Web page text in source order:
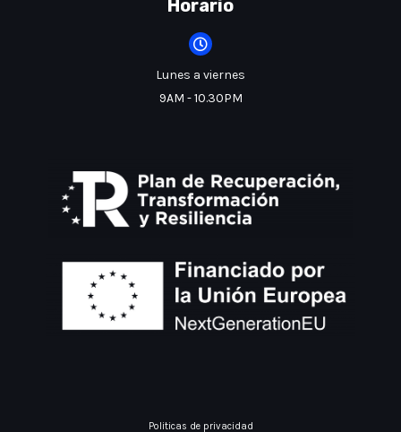
Horario
Lunes a viernes
9AM - 10.30PM
Politicas de privacidad